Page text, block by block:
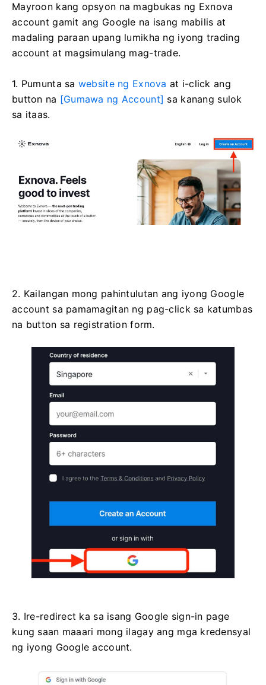
Mayroon kang opsyon na magbukas ng Exnova
account gamit ang Google na isang mabilis at
madaling paraan upang lumikha ng iyong trading
account at magsimulang mag-trade.
1. Pumunta sa website ng Exnova at i-click ang
button na [Gumawa ng Account] sa kanang sulok
sa itaas.
2. Kailangan mong pahintulutan ang iyong Google
account sa pamamagitan ng pag-click sa katumbas
na button sa registration form.
3. Ire-redirect ka sa isang Google sign-in page
kung saan maaari mong ilagay ang mga kredensyal
ng iyong Google account.